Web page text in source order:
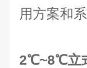
用方案和
2℃~8℃立